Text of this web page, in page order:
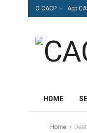
O CACP App
HOME
Home